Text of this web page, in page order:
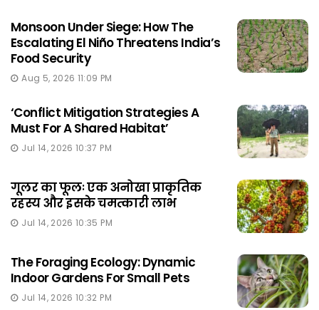
Monsoon Under Siege: How The
Escalating El Niño Threatens India’s
Food Security
Aug 5, 2026 11:09 PM
‘Conflict Mitigation Strategies A
Must For A Shared Habitat’
Jul 14, 2026 10:37 PM
गूलर का फूलः एक अनोखा प्राकृतिक
रहस्य और इसके चमत्कारी लाभ
Jul 14, 2026 10:35 PM
The Foraging Ecology: Dynamic
Indoor Gardens For Small Pets
Jul 14, 2026 10:32 PM